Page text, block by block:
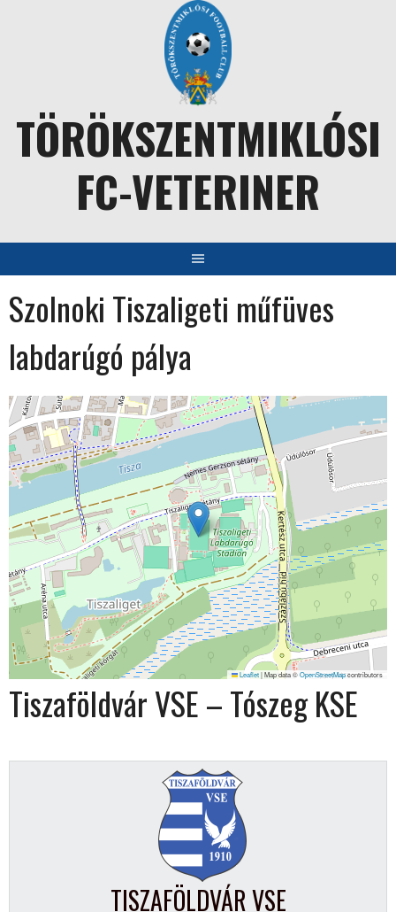
TÖRÖKSZENTMIKLÓSI
FC-VETERINER
Szolnoki Tiszaligeti műfüves
labdarúgó pálya
Leaflet|Map data ©OpenStreetMapcontributors
Tiszaföldvár VSE – Tószeg KSE
TISZAFÖLDVÁR VSE